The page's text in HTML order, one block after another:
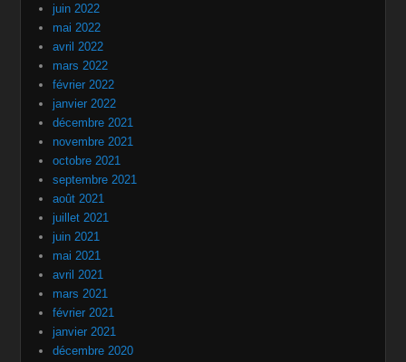
juin 2022
mai 2022
avril 2022
mars 2022
février 2022
janvier 2022
décembre 2021
novembre 2021
octobre 2021
septembre 2021
août 2021
juillet 2021
juin 2021
mai 2021
avril 2021
mars 2021
février 2021
janvier 2021
décembre 2020